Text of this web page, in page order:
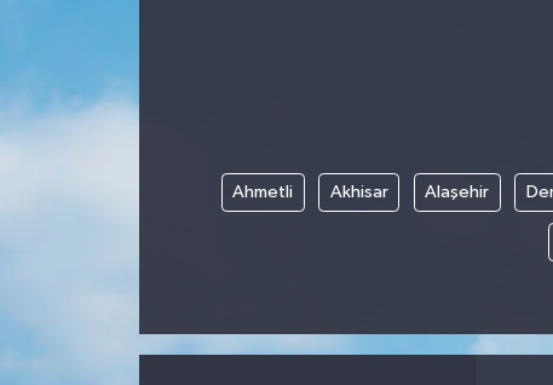
Ahmetli Akhisar Alaşehir
İlginç
POLİTİKA